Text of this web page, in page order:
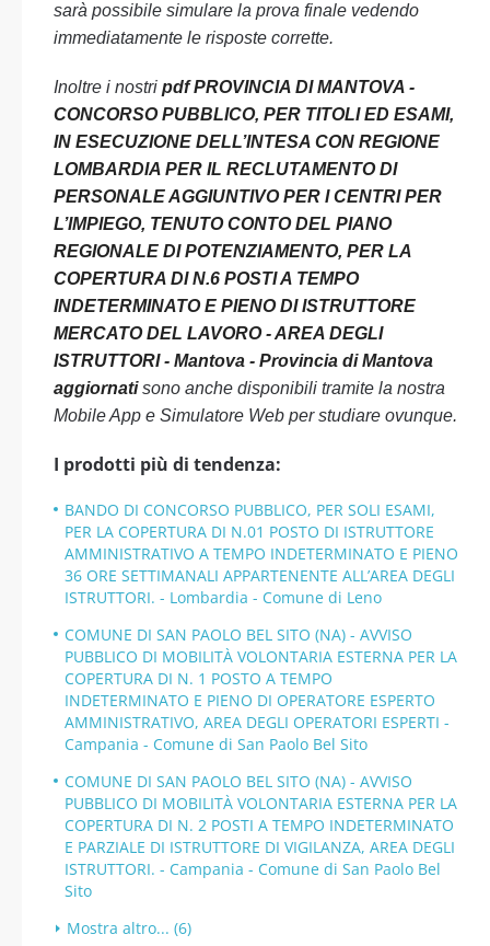
sarà possibile simulare la prova finale vedendo
immediatamente le risposte corrette.
Inoltre i nostri pdf PROVINCIA DI MANTOVA -
CONCORSO PUBBLICO, PER TITOLI ED ESAMI,
IN ESECUZIONE DELL’INTESA CON REGIONE
LOMBARDIA PER IL RECLUTAMENTO DI
PERSONALE AGGIUNTIVO PER I CENTRI PER
L’IMPIEGO, TENUTO CONTO DEL PIANO
REGIONALE DI POTENZIAMENTO, PER LA
COPERTURA DI N.6 POSTI A TEMPO
INDETERMINATO E PIENO DI ISTRUTTORE
MERCATO DEL LAVORO - AREA DEGLI
ISTRUTTORI - Mantova - Provincia di Mantova
aggiornatisono anche disponibili tramite la nostra
Mobile App e Simulatore Web per studiare ovunque.
I prodotti più di tendenza:
BANDO DI CONCORSO PUBBLICO, PER SOLI ESAMI,
PER LA COPERTURA DI N.01 POSTO DI ISTRUTTORE
AMMINISTRATIVO A TEMPO INDETERMINATO E PIENO
36 ORE SETTIMANALI APPARTENENTE ALL’AREA DEGLI
ISTRUTTORI. - Lombardia - Comune di Leno
COMUNE DI SAN PAOLO BEL SITO (NA) - AVVISO
PUBBLICO DI MOBILITÀ VOLONTARIA ESTERNA PER LA
COPERTURA DI N. 1 POSTO A TEMPO
INDETERMINATO E PIENO DI OPERATORE ESPERTO
AMMINISTRATIVO, AREA DEGLI OPERATORI ESPERTI -
Campania - Comune di San Paolo Bel Sito
COMUNE DI SAN PAOLO BEL SITO (NA) - AVVISO
PUBBLICO DI MOBILITÀ VOLONTARIA ESTERNA PER LA
COPERTURA DI N. 2 POSTI A TEMPO INDETERMINATO
E PARZIALE DI ISTRUTTORE DI VIGILANZA, AREA DEGLI
ISTRUTTORI. - Campania - Comune di San Paolo Bel
Sito
Mostra altro... (6)